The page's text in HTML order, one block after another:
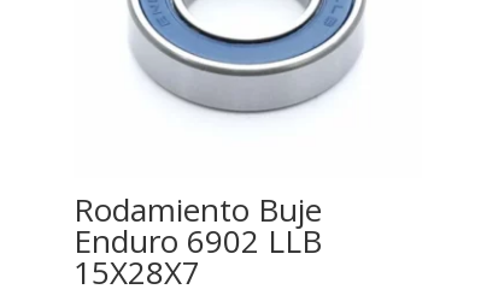
Rodamiento Buje
Enduro 6902 LLB
15X28X7